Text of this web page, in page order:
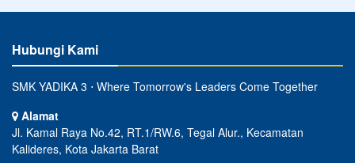
Hubungi Kami
SMK YADIKA 3 ⋅ Where Tomorrow's Leaders Come Together
Alamat
Jl. Kamal Raya No.42, RT.1/RW.6, Tegal Alur., Kecamatan
Kalideres, Kota Jakarta Barat